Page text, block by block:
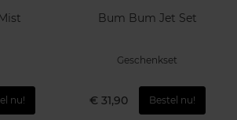
nu!
Bum Bum Jet Set
Geschenkset
€ 31,90 Bestel nu!